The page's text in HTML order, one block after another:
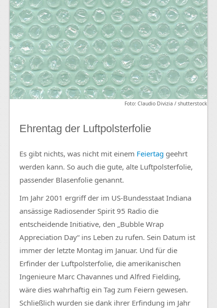
Foto: Claudio Divizia / shutterstock
Ehrentag der Luftpolsterfolie
Es gibt nichts, was nicht mit einem Feiertag geehrt
werden kann. So auch die gute, alte Luftpolsterfolie,
passender Blasenfolie genannt.
Im Jahr 2001 ergriff der im US-Bundesstaat Indiana
ansässige Radiosender Spirit 95 Radio die
entscheidende Initiative, den „Bubble Wrap
Appreciation Day“ ins Leben zu rufen. Sein Datum ist
immer der letzte Montag im Januar. Und für die
Erfinder der Luftpolsterfolie, die amerikanischen
Ingenieure Marc Chavannes und Alfred Fielding,
wäre dies wahrhaftig ein Tag zum Feiern gewesen.
Schließlich wurden sie dank ihrer Erfindung im Jahr